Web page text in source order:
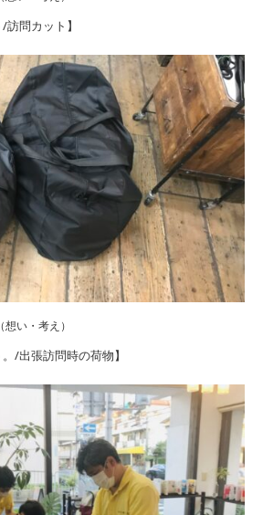
訪問カット】
想い・考え）
/出張訪問時の荷物】